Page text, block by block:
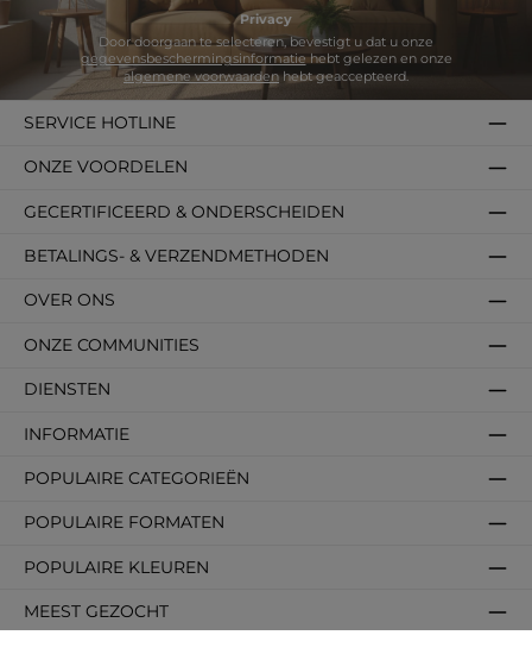
Privacy
gegevensbeschermingsinformatie
algemene voorwaardenhebt geaccepteerd.
SERVICE HOTLINE
DIENSTEN
INFORMATIE
POPULAIRE CATEGORIEËN
POPULAIRE FORMATEN
POPULAIRE KLEUREN
MEEST GEZOCHT
BETALINGS- & VERZENDMETHODEN
OVER ONS
GECERTIFICEERD & ONDERSCHEIDEN
ONZE VOORDELEN
ONZE COMMUNITIES